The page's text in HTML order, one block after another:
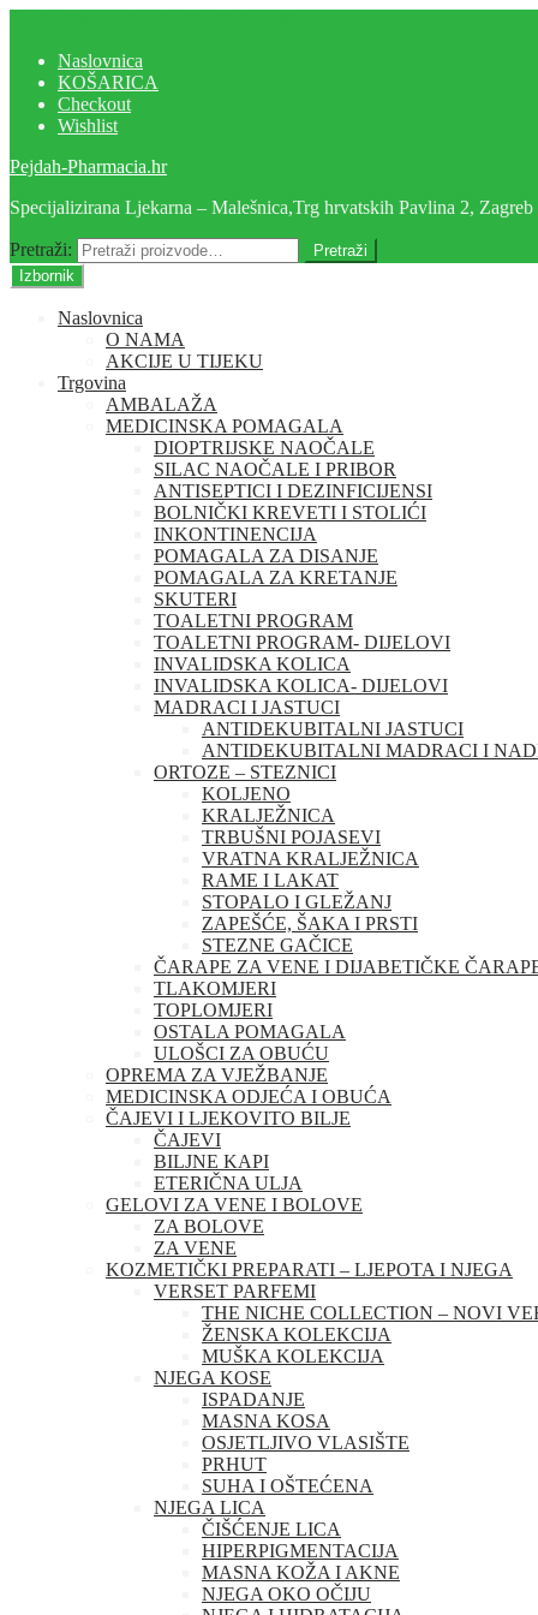
Naslovnica
KOŠARICA
Checkout
Wishlist
Pejdah-Pharmacia.hr
Specijalizirana Ljekarna – Malešnica,Trg hrvatskih Pavlina 2,
Pretraži:
Pretraži
Izbornik
Naslovnica
O NAMA
AKCIJE U TIJEKU
Trgovina
AMBALAŽA
MEDICINSKA POMAGALA
DIOPTRIJSKE NAOČALE
SILAC NAOČALE I PRIBOR
ANTISEPTICI I DEZINFICIJENSI
BOLNIČKI KREVETI I STOLIĆI
INKONTINENCIJA
POMAGALA ZA DISANJE
POMAGALA ZA KRETANJE
SKUTERI
TOALETNI PROGRAM
TOALETNI PROGRAM- DIJELOVI
INVALIDSKA KOLICA
INVALIDSKA KOLICA- DIJELOVI
MADRACI I JASTUCI
ANTIDEKUBITALNI JASTUCI
ANTIDEKUBITALNI MADRACI I
ORTOZE – STEZNICI
KOLJENO
KRALJEŽNICA
TRBUŠNI POJASEVI
VRATNA KRALJEŽNICA
RAME I LAKAT
STOPALO I GLEŽANJ
ZAPEŠĆE, ŠAKA I PRSTI
STEZNE GAČICE
ČARAPE ZA VENE I DIJABETIČKE
TLAKOMJERI
TOPLOMJERI
OSTALA POMAGALA
ULOŠCI ZA OBUĆU
OPREMA ZA VJEŽBANJE
MEDICINSKA ODJEĆA I OBUĆA
ČAJEVI I LJEKOVITO BILJE
ČAJEVI
BILJNE KAPI
ETERIČNA ULJA
GELOVI ZA VENE I BOLOVE
ZA BOLOVE
ZA VENE
KOZMETIČKI PREPARATI – LJEPOTA I NJEGA
VERSET PARFEMI
THE NICHE COLLECTION – NOVI
ŽENSKA KOLEKCIJA
MUŠKA KOLEKCIJA
NJEGA KOSE
ISPADANJE
MASNA KOSA
OSJETLJIVO VLASIŠTE
PRHUT
SUHA I OŠTEĆENA
NJEGA LICA
ČIŠĆENJE LICA
HIPERPIGMENTACIJA
MASNA KOŽA I AKNE
NJEGA OKO OČIJU